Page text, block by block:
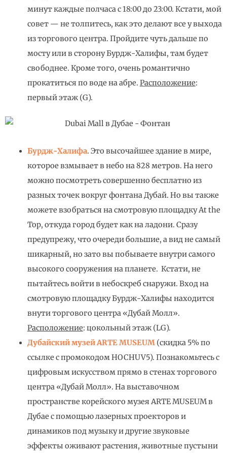
минут каждые полчаса с 18:00 до 23:00. Кстати, мой
совет — не толпитесь, как это делают все у выхода
из торгового центра. Пройдите чуть дальше по
мосту или в сторону Бурдж-Халифы, там будет
свободнее. Кроме того, очень романтично
прокатиться по воде на абре. Расположение:
первый этаж (G).
Бурдж-Халифа. Это высочайшее здание в мире,
которое взмывает в небо на 828 метров. На него
можно посмотреть совершенно бесплатно из
разных точек вокруг фонтана Дубай. Но вы также
можете взобраться на смотровую площадку At the
Top, откуда город будет как на ладони. Сразу
предупрежу, что очереди большие, а вид не самый
шикарный, но зато вы побываете внутри самого
высокого сооружения на планете. Кстати, не
пытайтесь войти в небоскреб снаружи. Вход на
смотровую площадку Бурдж-Халифы находится
внути торгового центра «Дубай Молл».
Расположение: цокольный этаж (LG).
Дубайский музей ARTE MUSEUM (скидка 5% по
ссылке с промокодом HOCHUV5). Познакомьтесь с
цифровым искусством прямо в стенах торгового
центра «Дубай Молл». На выставочном
пространстве корейского музея ARTE MUSEUM в
Дубае с помощью лазерных проекторов и
динамиков под музыку и другие звуковые
эффекты оживают растения, животные пустыни